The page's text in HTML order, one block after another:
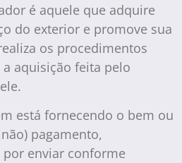
é aquele que adquire
do exterior e promove sua
os procedimentos
aquisição feita pelo
está fornecendo o bem ou
pagamento,
enviar conforme